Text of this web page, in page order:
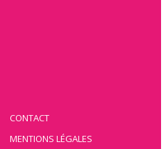
CONTACT
MENTIONS LÉGALES